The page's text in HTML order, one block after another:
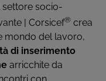
settore socio-
| Corsicef® crea
mondo del lavoro,
di inserimento
arricchite da